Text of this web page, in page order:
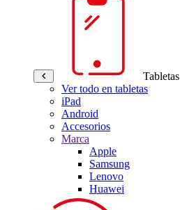
Tabletas
Ver todo en tabletas
iPad
Android
Accesorios
Marca
Apple
Samsung
Lenovo
Huawei